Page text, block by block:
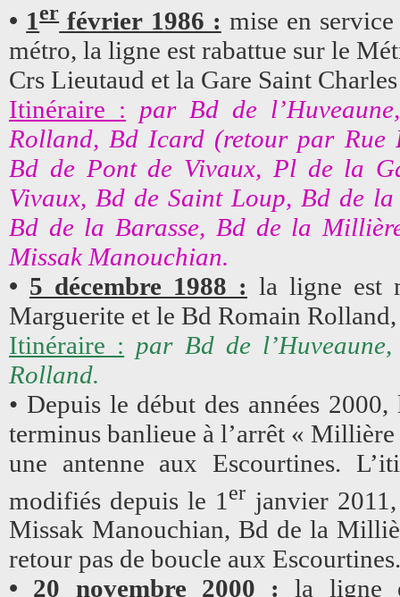
• 1erfévrier 1986 : mise en
métro, la ligne est rabattue sur le
Crs Lieutaud et la Gare Saint
Itinéraire : par Bd de
Rolland, Bd Icard (retour par Rue
Bd de Pont de Vivaux, Pl de la
Vivaux, Bd de Saint Loup, Bd de
Bd de la Barasse, Bd de la
Missak Manouchian.
• 5 décembre 1988 : la ligne est
Marguerite et le Bd Romain
Itinéraire : par Bd de
Rolland.
• Depuis le début des années
terminus banlieue à l’arrêt «
une antenne aux Escourtines.
modifiés depuis le 1 er janvier
Missak Manouchian, Bd de la
retour pas de boucle aux Escourtines.
• 20 novembre 2000 :
la ligne